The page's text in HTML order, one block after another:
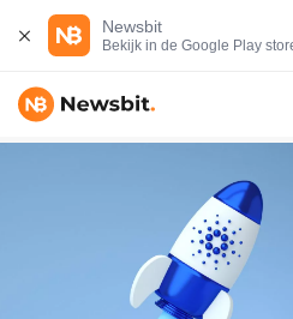
Newsbit
Bekijk in de Google Play